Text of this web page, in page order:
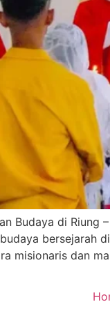
Budaya di Riung
bersejarah
misionaris dan